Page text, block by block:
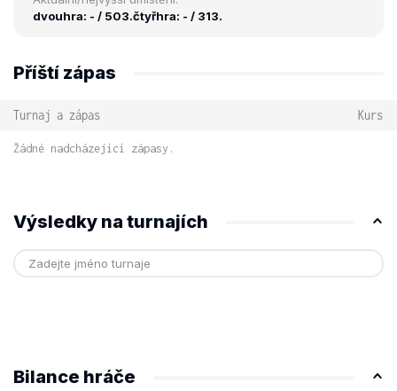
dvouhra: - / 503.čtyřhra: - / 313.
Příští zápas
Turnaj a zápas Kurs
Žádné nadcházející zápasy.
Výsledky na turnajích
Bilance hráče